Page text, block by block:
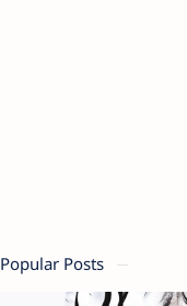
Popular Posts